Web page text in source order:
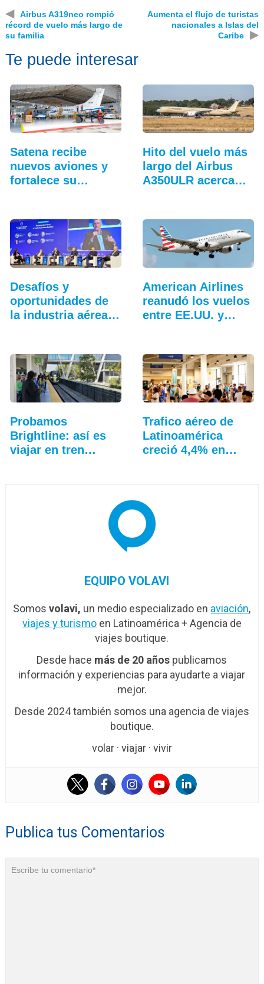
◀
Airbus A319neo rompió
récord de vuelo más largo de
su familia
Aumenta el flujo de turistas
nacionales a Islas del
Caribe
▶
Te puede interesar
Satena recibe
nuevos aviones y
fortalece su
Hito del vuelo más
largo del Airbus
A350ULR acerca…
Desafíos y
oportunidades de
la industria aérea
American Airlines
reanudó los vuelos
entre EE.UU. y…
Probamos
Brightline: así es
viajar en tren
Trafico aéreo de
Latinoamérica
creció 4,4% en
EQUIPO VOLAVI
Somosvolavi, un medio especializado en aviación,
viajes y turismoen Latinoamérica + Agencia de
viajes boutique.
Desde hace más de 20 años publicamos
información y experiencias para ayudarte a viajar
mejor.
Desde 2024 también somos una agencia de viajes
boutique.
volar · viajar · vivir
Publica tus Comentarios